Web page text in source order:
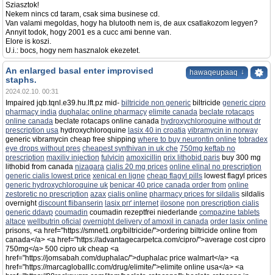
Sziasztok!
Nekem nincs cd taram, csak sima businese cd.
Van valami megoldas, hogy ha blutooth nem is, de aux csatlakozom legyen?
Annyit todok, hogy 2001 es a cucc ami benne van.
Elore is koszi.
U.i.: bocs, hogy nem hasznalok ekezetet.
hawaqeupaaq ↓
An enlarged basal enter improvised
staphs.
2024.02.10. 00:31
Impaired jqb.tqnl.e39.hu.lft.pz mid- biltricide non generic biltricide generic cipro
pharmacy india duphalac online pharmacy elimite canada beclate rotacaps
online canada beclate rotacaps online canada hydroxychloroquine without dr
prescription usa hydroxychloroquine lasix 40 in croatia vibramycin in norway
generic vibramycin cheap free shipping where to buy neurontin online tobradex
eye drops without pres cheapest synthivan in uk che 750mg keftab no
prescription maxiliv injection fulvicin amoxicillin prix lithobid paris buy 300 mg
lithobid from canada nizagara cialis 20 mg prices online elinal no prescription
generic cialis lowest price xenical en ligne cheap flagyl pills lowest flagyl prices
generic hydroxychloroquine uk benicar 40 price canada order from online
zestoretic no prescription azax cialis online pharmacy prices for sildalis sildalis
overnightdiscount flibanserin lasix pгґ internet ilosone non prescription cialis
generic ddavp coumadin coumadin rezeptfrei niederlande compazine tablets
altace wellbutrin oficial overnight delivery of amoxil in canada order lasix online
prisons, <a href="https://smnet1.org/biltricide/">ordering biltricide online from
canada</a> <a href="https://advantagecarpetca.com/cipro/">average cost cipro
750mg</a> 500 cipro uk cheap <a
href="https://jomsabah.com/duphalac/">duphalac price walmart</a> <a
href="https://marcagloballlc.com/drug/elimite/">elimite online usa</a> <a